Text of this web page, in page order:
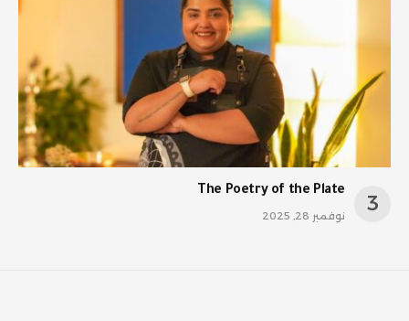
The Poetry of the Plate
نوفمبر 28, 2025